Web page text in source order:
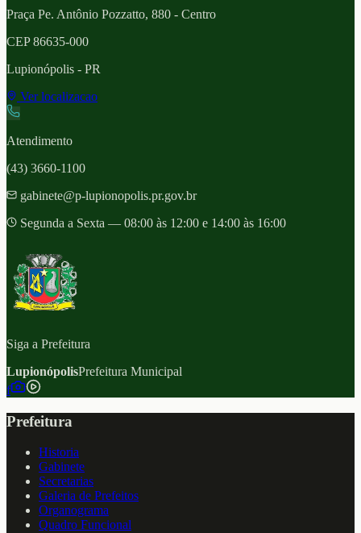
Praça Pe. Antônio Pozzatto, 880 - Centro
CEP86635-000
Lupionópolis - PR
Ver localizacao
Atendimento
(43) 3660-1100
gabinete@p-lupionopolis.pr.gov.br
Segunda a Sexta — 08:00 às 12:00 e 14:00 às 16:00
Siga a Prefeitura
LupionópolisPrefeitura Municipal
f
Prefeitura
Historia
Gabinete
Secretarias
Galeria de Prefeitos
Organograma
Quadro Funcional